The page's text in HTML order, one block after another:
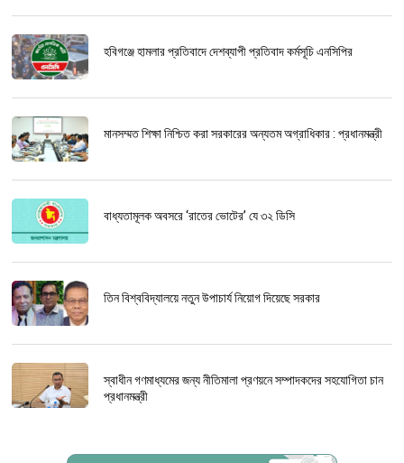
হবিগঞ্জে হামলার প্রতিবাদে দেশব্যাপী প্রতিবাদ কর্মসূচি এনসিপির
মানসম্মত শিক্ষা নিশ্চিত করা সরকারের অন্যতম অগ্রাধিকার : প্রধানমন্ত্রী
বাধ্যতামূলক অবসরে ‘রাতের ভোটের’ যে ৩২ ডিসি
তিন বিশ্ববিদ্যালয়ে নতুন উপাচার্য নিয়োগ দিয়েছে সরকার
স্বাধীন গণমাধ্যমের জন্য নীতিমালা প্রণয়নে সম্পাদকদের সহযোগিতা চান
প্রধানমন্ত্রী